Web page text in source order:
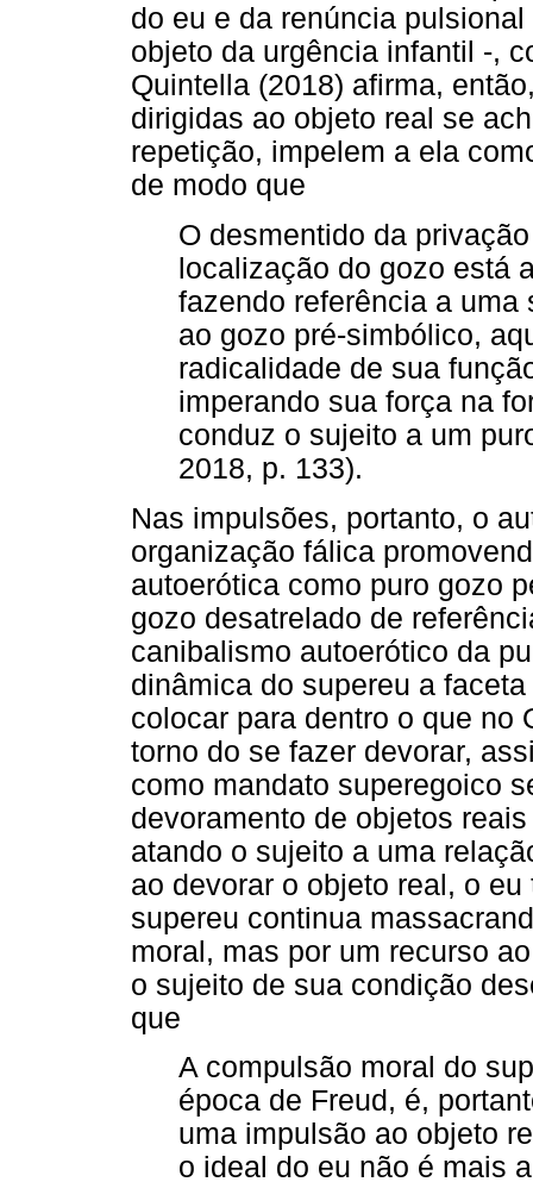
do eu e da renúncia
objeto da urgência infantil -,
Quintella (2018) afirma,
dirigidas ao objeto real se
repetição, impelem a ela
de modo que
O desmentido da
localização do gozo está
fazendo referência a
ao gozo pré-simbólico,
radicalidade de sua
imperando sua força na
conduz o sujeito a um
2018, p. 133).
Nas impulsões, portanto, o
organização fálica
autoerótica como puro gozo
gozo desatrelado de
canibalismo autoerótico da
dinâmica do supereu a
colocar para dentro o que no
torno do se fazer devorar,
como mandato superegoico
devoramento de objetos
atando o sujeito a uma
ao devorar o objeto real, o
supereu continua
moral, mas por um recurso
o sujeito de sua condição
que
A compulsão moral do
época de Freud, é,
uma impulsão ao objeto
o ideal do eu não é mais